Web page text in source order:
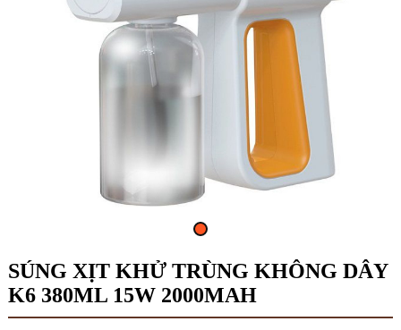
SÚNG XỊT KHỬ TRÙNG KHÔNG DÂY
K6 380ML 15W 2000MAH